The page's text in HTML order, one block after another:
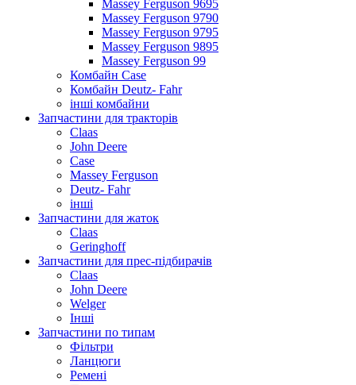
Massey Ferguson 9695
Massey Ferguson 9790
Massey Ferguson 9795
Massey Ferguson 9895
Massey Ferguson 99
Комбайн Case
Комбайн Deutz- Fahr
інші комбайни
Запчастини для тракторів
Claas
John Deere
Case
Massey Ferguson
Deutz- Fahr
інші
Запчастини для жаток
Claas
Geringhoff
Запчастини для прес-підбирачів
Claas
John Deere
Welger
Інші
Запчастини по типам
Фільтри
Ланцюги
Ремені